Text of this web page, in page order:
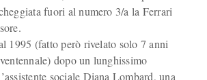
fuori al numero 3/a la Ferrari
1995 (fatto però rivelato solo 7 anni
dopo un lunghissimo
sociale Diana Lombard, una